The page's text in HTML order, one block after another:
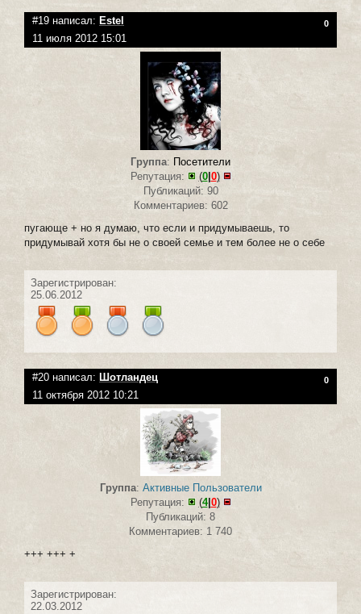
#19 написал: Estel 0
11 июля 2012 15:01
Группа: Посетители
Репутация:
(0| 0)
Публикаций: 90
Комментариев: 602
пугающе + но я думаю, что если и придумываешь, то
придумывай хотя бы не о своей семье и тем более не о себе
Зарегистрирован:
25.06.2012
#20 написал: Шотландец 0
11 октября 2012 10:21
Группа: Активные Пользователи
Репутация:
(4| 0)
Публикаций: 8
Комментариев: 1 740
+++ +++ +
Зарегистрирован:
22.03.2012